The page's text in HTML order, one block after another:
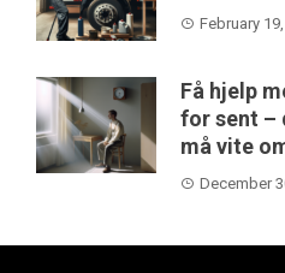
February
Få hjelp
for sent –
må vite
December